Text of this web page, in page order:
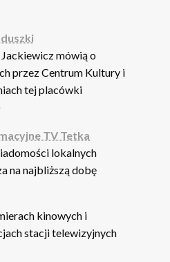
mówią o
przez Centrum Kultury i
tej placówki
TV Tetka
lokalnych
na najbliższą dobę
kinowych i
stacji telewizyjnych